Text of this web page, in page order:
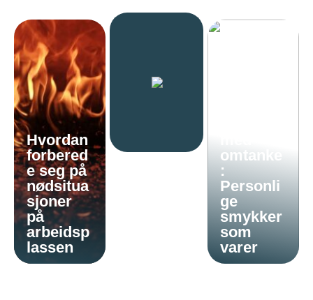
Hvordan
forbered
e seg på
nødsitua
sjoner
på
arbeidsp
lassen
omtanke
:
Personli
ge
smykker
som
varer